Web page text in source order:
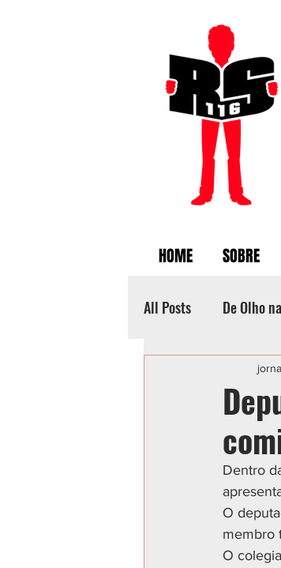
HOME SOBRE
All Posts De Olho
Categoria sem
Dentro
O
membro
O